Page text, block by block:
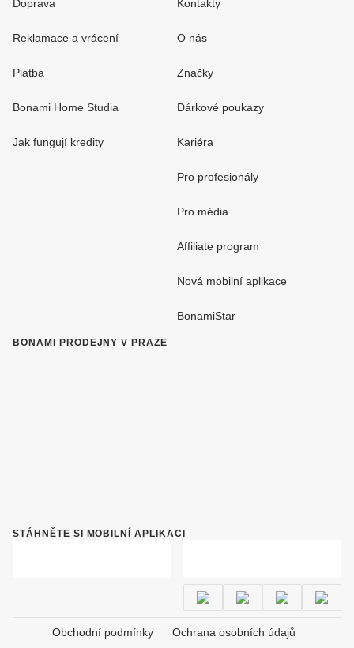
Doprava
Reklamace a vrácení
Platba
Bonami Home Studia
Jak fungují kredity
Kontakty
O nás
Značky
Dárkové poukazy
Kariéra
Pro profesionály
Pro média
Affiliate program
Nová mobilní aplikace
BonamiStar
BONAMI PRODEJNY V PRAZE
STÁHNĚTE SI MOBILNÍ APLIKACI
Obchodní podmínky Ochrana osobních údajů